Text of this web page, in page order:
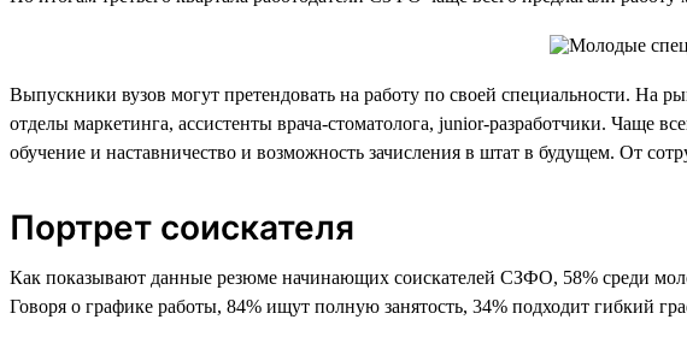
Выпускники вузов могут претендовать на работу по своей специальности.
отделы маркетинга, ассистенты врача-стоматолога, junior-разработчики. Чаще
обучение и наставничество и возможность зачисления в штат в будущем. От
Портрет соискателя
Как показывают данные резюме начинающих соискателей СЗФО, 58% среди
Говоря о графике работы, 84% ищут полную занятость, 34% подходит гибкий